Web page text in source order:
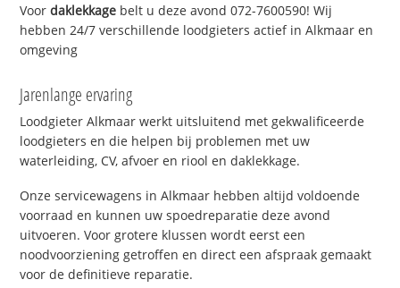
Voordaklekkage belt u deze avond 072-7600590! Wij
hebben 24/7 verschillende loodgieters actief in Alkmaar en
omgeving
Jarenlange ervaring
Loodgieter Alkmaar werkt uitsluitend met gekwalificeerde
loodgieters en die helpen bij problemen met uw
waterleiding, CV, afvoer en riool en daklekkage.
Onze servicewagens in Alkmaar hebben altijd voldoende
voorraad en kunnen uw spoedreparatie deze avond
uitvoeren. Voor grotere klussen wordt eerst een
noodvoorziening getroffen en direct een afspraak gemaakt
voor de definitieve reparatie.